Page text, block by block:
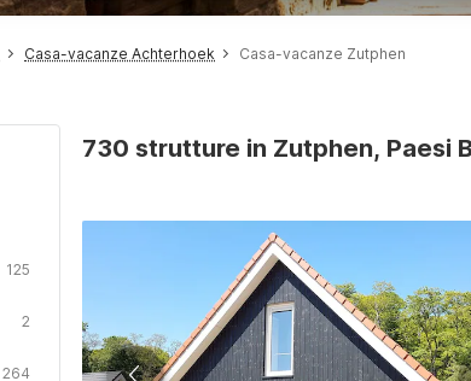
Casa-vacanze Achterhoek Casa-vacanze Zutphen
125
2
264
730 strutture in Zutphen, Paesi